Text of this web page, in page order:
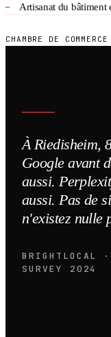
Artisanat du bâtiment
CHAMBRE DE
À Riedisheim,
Google avant
aussi.
aussi. Pas de
n'existez nulle
BRIGHTLOCAL
SURVEY 2024